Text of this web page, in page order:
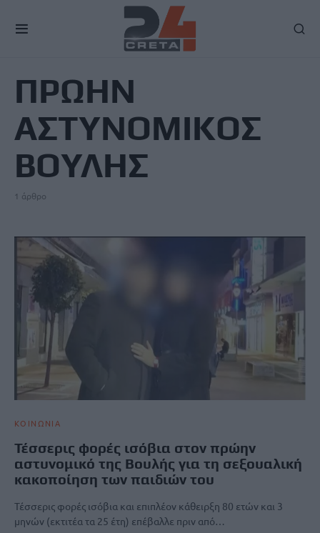
ΠΡΩΗΝ
ΑΣΤΥΝΟΜΙΚΟΣ
ΒΟΥΛΗΣ
1 άρθρο
ΚΟΙΝΩΝΙΑ
Τέσσερις φορές ισόβια στον πρώην
αστυνομικό της Βουλής για τη σεξουαλική
κακοποίηση των παιδιών του
Τέσσερις φορές ισόβια και επιπλέον κάθειρξη 80 ετών και 3
μηνών (εκτιτέα τα 25 έτη) επέβαλλε πριν από…